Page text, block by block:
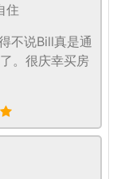
住
不说Bill真是通
。很庆幸买房